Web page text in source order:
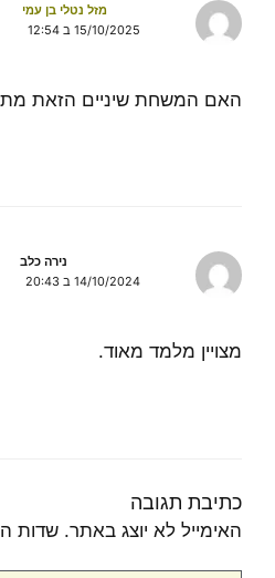
מזל נטלי בן עמי
15/10/2025 ב 12:54
האם המשחת שיניים הזאת
נירה כלב
14/10/2024 ב 20:43
מצויין מלמד מאוד.
כתיבת תגובה
האימייל לא יוצג באתר. שדות